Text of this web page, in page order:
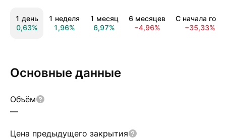
1 день
0,63%
1 неделя
1,96%
1 месяц
6,97%
6 месяцев
−4,96%
С начала года
−35,33%
Основные данные
Объём
—
Цена предыдущего закрытия